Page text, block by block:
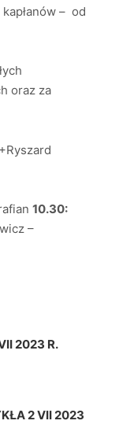
– od
oraz za
10.30:
–
2023 R.
2 VII 2023